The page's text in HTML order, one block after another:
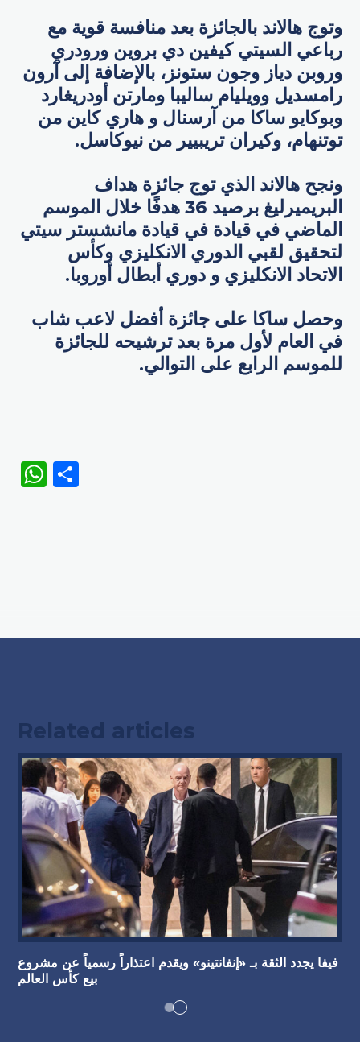
وتوج هالاند بالجائزة بعد منافسة قوية مع
رباعي السيتي ​كيفين دي بروين ورودري
وروبن دياز وجون ستونز، بالإضافة إلى آرون
رامسديل وويليام ساليبا ومارتن أودريغارد
وبوكايو ساكا من آرسنال و ​هاري كاين من
توتنهام، وكيران تريبيير من نيوكاسل.
ونجح هالاند الذي توج جائزة هداف
البريميرليغ برصيد 36 هدفًا خلال الموسم
الماضي في قيادة في قيادة مانشستر سيتي
لتحقيق لقبي الدوري الانكليزي وكأس
الاتحاد الانكليزي و دوري أبطال أوروبا.
وحصل ساكا على جائزة أفضل لاعب شاب
في العام لأول مرة بعد ترشيحه للجائزة
للموسم الرابع على التوالي.
WhatsApp
Related articles
فيفا يجدد الثقة بـ «إنفانتينو» ويقدم اعتذاراً رسمياً عن مشروع
بيع كأس العالم